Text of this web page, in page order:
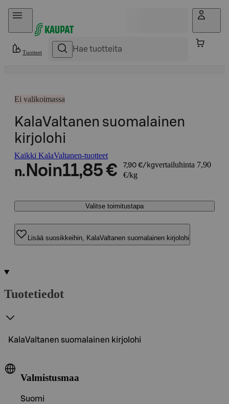
Hyppää sisältöön
Tuotteet
Ei valikoimassa
KalaValtanen suomalainen
kirjolohi
Kaikki KalaValtanen-tuotteet
n. Noin11,85 € 7,90 €/kgvertailuhinta 7,90
€/kg
Valitse toimitustapa
Lisää suosikkeihin, KalaValtanen suomalainen kirjolohi
Tuotetiedot
KalaValtanen suomalainen kirjolohi
Valmistusmaa
Suomi